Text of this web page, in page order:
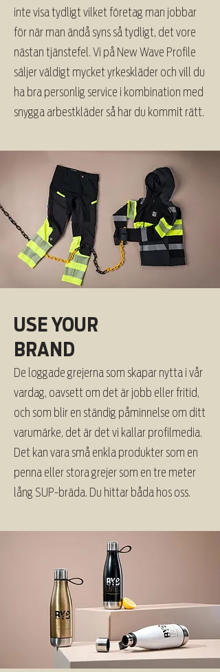
inte visa tydligt vilket företag man jobbar
för när man ändå syns så tydligt, det vore
nästan tjänstefel. Vi på New Wave Profile
säljer väldigt mycket yrkeskläder och vill du
ha bra personlig service i kombination med
snygga arbestkläder så har du kommit rätt.
USE YOUR
BRAND
De loggade grejerna som skapar nytta i vår
vardag, oavsett om det är jobb eller fritid,
och som blir en ständig påminnelse om ditt
varumärke, det är det vi kallar profilmedia.
Det kan vara små enkla produkter som en
penna eller stora grejer som en tre meter
lång SUP-bräda. Du hittar båda hos oss.